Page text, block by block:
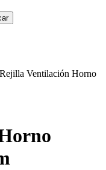
Rejilla Ventilación Horno